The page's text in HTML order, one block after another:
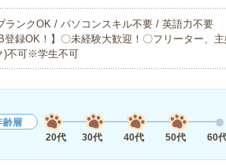
ランクOK / パソコンスキル不要 / 英語力不要
登録OK！】〇未経験大歓迎！〇フリーター
)不可※学生不可
齢層
20代
30代 40代 50代 60